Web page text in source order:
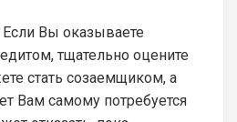
Если Вы оказываете
тщательно оцените
стать созаемщиком, а
Вам самому потребуется